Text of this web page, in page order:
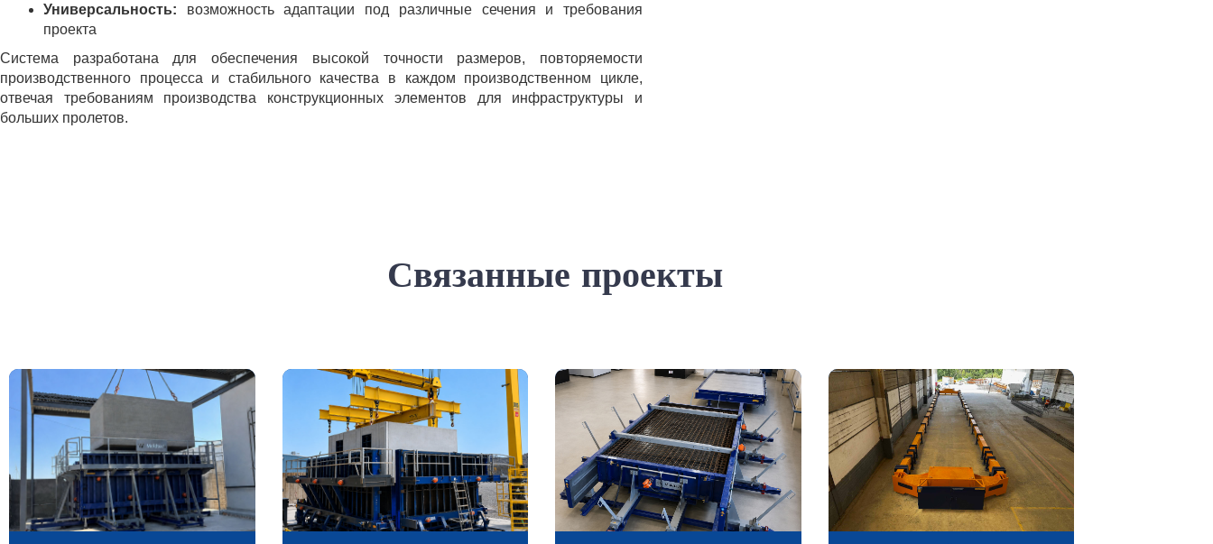
Универсальность: возможность адаптации под различные сечения и требования
проекта
Система разработана для обеспечения высокой точности размеров, повторяемости
производственного процесса и стабильного качества в каждом производственном цикле,
отвечая требованиям производства конструкционных элементов для инфраструктуры и
больших пролетов.
Связанные проекты